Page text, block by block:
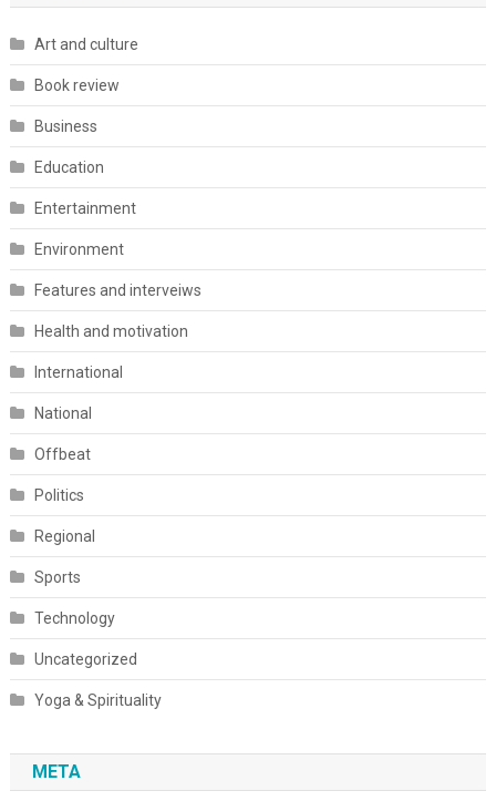
Art and culture
Book review
Business
Education
Entertainment
Environment
Features and interveiws
Health and motivation
International
National
Offbeat
Politics
Regional
Sports
Technology
Uncategorized
Yoga & Spirituality
META